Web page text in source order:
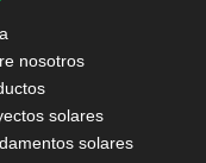
nosotros
solares
solares